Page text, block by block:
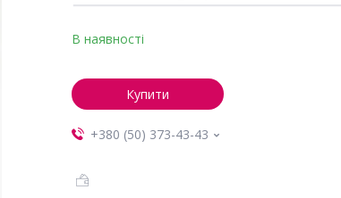
В наявності
Купити
+380 (50) 373-43-43